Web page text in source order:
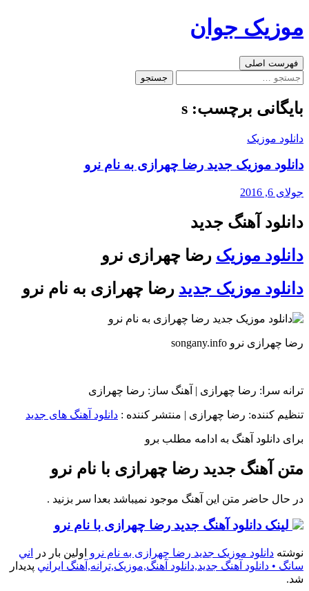
به
موزیک جوان
جست‌وجو
فهرست اصلی
جستجو
بایگانی برچسب: s
دانلود موزیک
دانلود موزیک جدید رضا چهرازی به نام نرو
جولای 6, 2016
دانلود آهنگ جدید
دانلود موزیک رضا چهرازی نرو
دانلود موزیک جدید رضا چهرازی به نام نرو
رضا چهرازی نرو songany.info
ترانه سرا: رضا چهرازی | آهنگ ساز: رضا چهرازی
تنظیم کننده: رضا چهرازی | منتشر کننده : دانلود آهنگ های جدید
برای دانلود آهنگ به ادامه مطلب برو
متن آهنگ جدید رضا چهرازی با نام نرو
در حال حاضر متن این آهنگ موجود نمیباشد بعدا سر بزنید .
لینک دانلود آهنگ جدید رضا چهرازی با نام نرو
نوشته دانلود موزیک جدید رضا چهرازی به نام نرو اولین بار در
اني
سانگ • دانلود آهنگ جديد,دانلود آهنگ,موزيک,ترانه,آهنگ ايراني پدیدار
شد.